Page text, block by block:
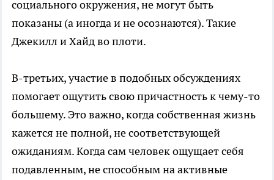
социального окружения, не могут быть
показаны (а иногда и не осознаются). Такие
Джекилл и Хайд во плоти.
В-третьих, участие в подобных обсуждениях
помогает ощутить свою причастность к чему-то
большему. Это важно, когда собственная жизнь
кажется не полной, не соответствующей
ожиданиям. Когда сам человек ощущает себя
подавленным, не способным на активные